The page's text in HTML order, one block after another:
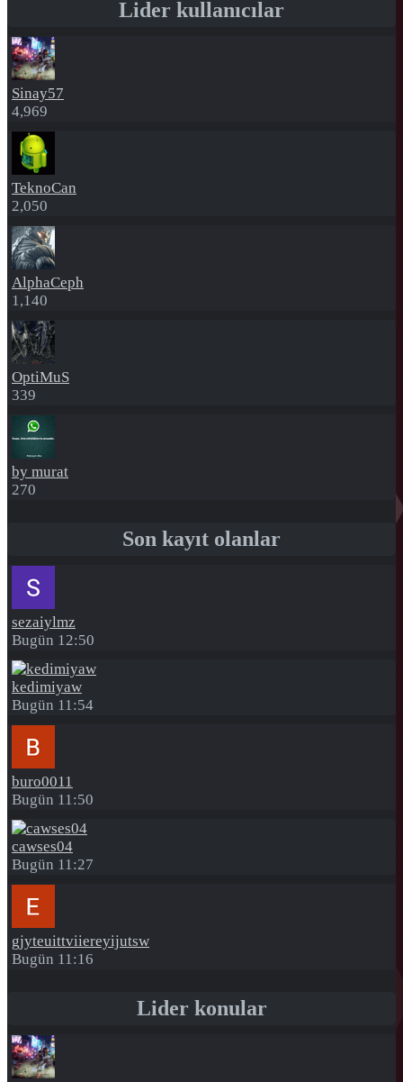
Lider kullanıcılar
Sinay57
4,969
TeknoCan
2,050
AlphaCeph
1,140
OptiMuS
339
by murat
270
Son kayıt olanlar
sezaiylmz
Bugün 12:50
kedimiyaw
Bugün 11:54
buro0011
Bugün 11:50
cawses04
Bugün 11:27
gjyteuittviiereyijutsw
Bugün 11:16
Lider konular